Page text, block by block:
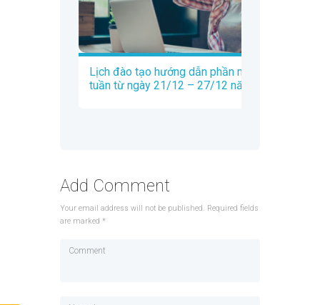
Lịch đào tạo hướng dẫn phần mềm Trados
tuần từ ngày 21/12 – 27/12 năm 2020
Add Comment
Your email address will not be published. Required fields
are marked *